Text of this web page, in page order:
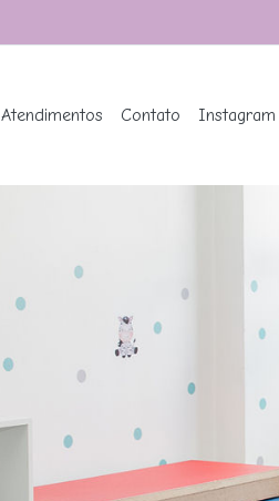
Atendimentos Contato Instagram